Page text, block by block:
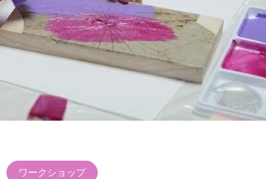
ワークショップ